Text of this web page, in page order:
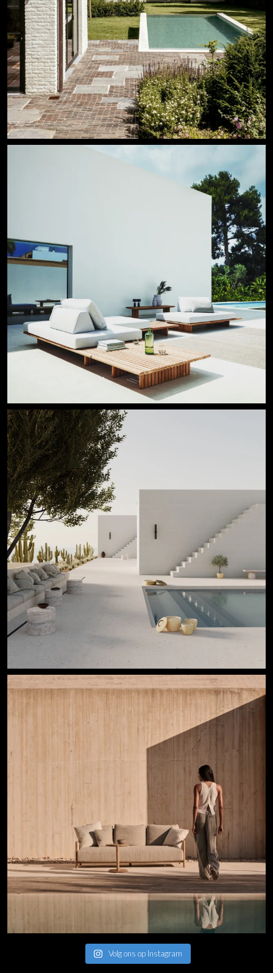
Volg ons op Instagram